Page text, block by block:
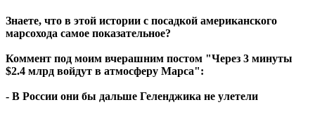
Знаете, что в этой истории с посадкой американского
марсохода самое показательное?
Коммент под моим вчерашним постом "Через 3 минуты
$2.4 млрд войдут в атмосферу Марса":
- В России они бы дальше Геленджика не улетели